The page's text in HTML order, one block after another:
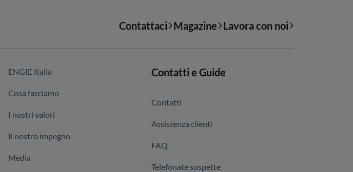
Contattaci Magazine Lavora con noi
ENGIE Italia
Cosa facciamo
I nostri valori
Il nostro impegno
Media
Contatti e Guide
Contatti
Assistenza clienti
FAQ
Telefonate sospette